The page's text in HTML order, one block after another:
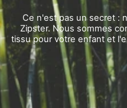
Ce n'est pas un secret :
Zipster. Nous sommes
tissu pour votre enfant et